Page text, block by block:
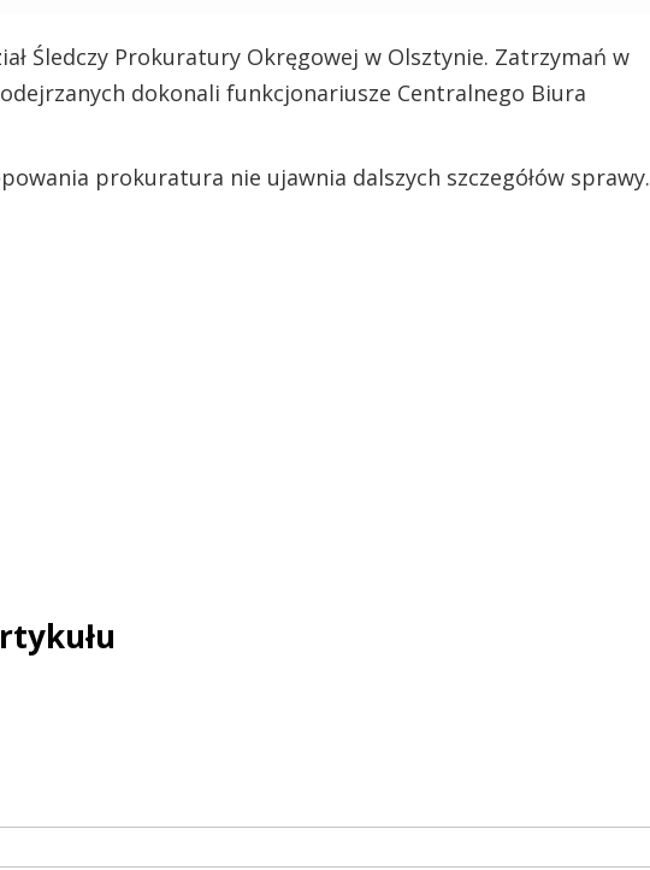
Śledczy Prokuratury Okręgowej w Olsztynie. Zatrzymań w
dokonali funkcjonariusze Centralnego Biura
prokuratura nie ujawnia dalszych szczegółów sprawy.